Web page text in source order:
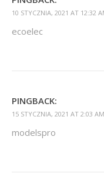
10 STYCZNIA, 2021 AT 12:32
ecoelec
PINGBACK:
15 STYCZNIA, 2021 AT 2:03 AM
modelspro